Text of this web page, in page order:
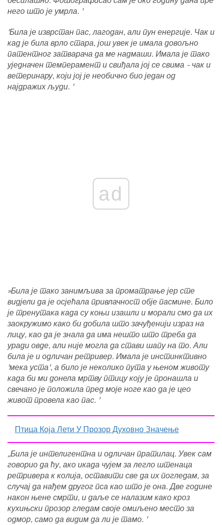
него што је умрла. '
'Била је изврстан пас, лагодан, али пун енергије. Чак и
кад је била врло стара, још увек је имала довољно
патентног затварача да ме надмаши. Имала је тако
уједначен темперамент и свиђала јој се свима - чак и
ветеринару, који јој је необично био један од
најдражих људи. '
ad
»Била је тако занимљива за проматрање јер сте
видјели да је осјећала привлачност обје пасмине. Било
је тренутака када су коњи изашли и морали смо да их
заокружимо како би добила што зачуђенији израз на
лицу, као да је знала да има нешто што треба да
уради овде, али није могла да стави шапу на то. Али
била је и одличан ретривер. Имала је инстинктивно
'мека уста', а било је неколико пута у њеном животу
када би ми донела мртву птицу коју је пронашла и
свечано је положила пред моје ноге као да је цео
живот провела као пас. '
Птица Која Лети У Прозор Духовно Значење
„Била је интелигентна и одличан пратилац. Увек сам
говорио да ћу, ако икада чујем за легло штенаца
ретривера к колија, оставити све да их погледам, за
случај да нађем другог пса као што је она. Две године
након њене смрти, и даље се налазим како кроз
кухињски прозор гледам своје омиљено место за
одмор, само да видим да ли је тамо. '